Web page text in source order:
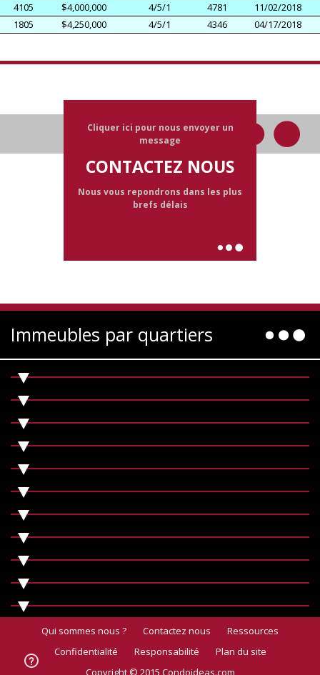
4105
$4,000,000 4/5/1 4781
11/02/2018
1805
$4,250,000 4/5/1 4346 04/17/2018
Cliquer ici pour nous envoyer un
message
CONTACTEZ NOUS
Nous vous repondrons dans les plus
brefs délais
Immeubles par quartiers
Qui sommes nous ? Contactez nous
Ressources
Confidentialité
Responsabilité
Plan du site
Copyright © 2015 Condoideas.com